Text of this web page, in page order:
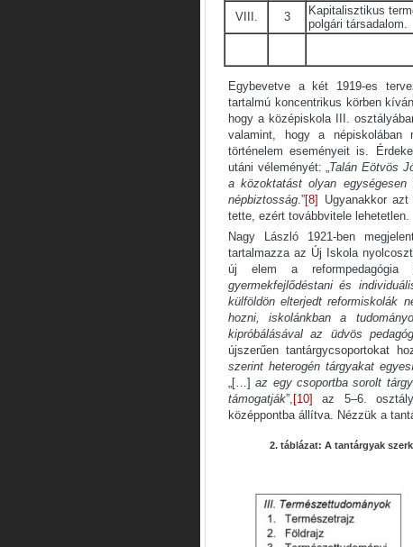
VIII.
3
Kapitalisztikus
polgári társadalom.
Egybevetve a két 1919-es
tartalmú koncentrikus körben
hogy a középiskola III.
valamint, hogy a népiskolában
történelem eseményeit is.
utáni véleményét: „Talán Eötvös
a közoktatást olyan
népbiztosság.”[8]
Ugyanakkor
tette, ezért továbbvitele lehetetlen.
Nagy László 1921-ben
tartalmazza az Új Iskola
új elem a reformpedagógia
gyermekfejlődéstani és
külföldön elterjedt reformiskolák
hozni, iskolánkban a
kipróbálásával az üdvös
újszerűen tantárgycsoportokat
szerint heterogén tárgyakat
„[…]az egy csoportba sorolt
támogatják”, [10] az 5–6.
középpontba állítva. Nézzük a
2. táblázat: A tantárgyak